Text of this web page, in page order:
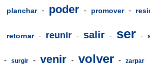
planchar - poder - promover -
retornar - reunir - salir - ser -
- surgir - venir - volver - zarpar